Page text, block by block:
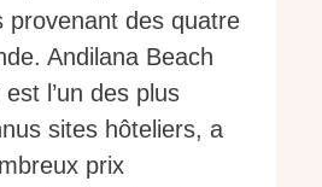
provenant des quatre
Andilana Beach
l’un des plus
sites hôteliers, a
prix